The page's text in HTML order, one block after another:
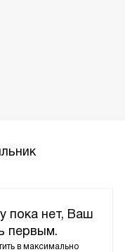
пока нет, Ваш
первым.
в максимально